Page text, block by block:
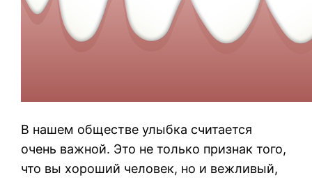
В нашем обществе улыбка считается
очень важной. Это не только признак того,
что вы хороший человек, но и вежливый,